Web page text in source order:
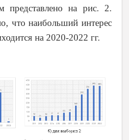
представлено на рис. 2.
что наибольший интерес
на 2020-2022 гг.